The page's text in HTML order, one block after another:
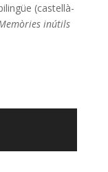
(castellà-
inútils